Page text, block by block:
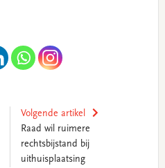
Volgende artikel
Raad wil ruimere
rechtsbijstand bij
uithuisplaatsing